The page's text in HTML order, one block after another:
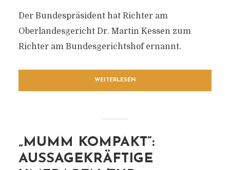
Der Bundespräsident hat Richter am
Oberlandesgericht Dr. Martin Kessen zum
Richter am Bundesgerichtshof ernannt.
WEITERLESEN
„MUMM KOMPAKT“:
AUSSAGEKRÄFTIGE